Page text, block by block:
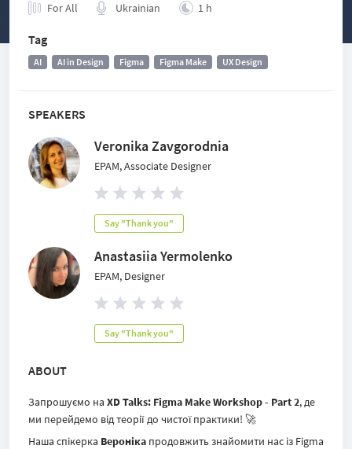
SPEAKERS
Veronika Zavgorodnia
EPAM, Associate Designer
Say "Thank you"
Anastasiia Yermolenko
EPAM, Designer
Say "Thank you"
ABOUT
Запрошуємо на XD Talks: Figma Make Workshop - Part 2, де
ми перейдемо від теорії до чистої практики! 🚀
Наша спікерка Вероніка продовжить знайомити нас із Figma
For All Ukrainian 1 h
Tag
AI AI in Design Figma Figma Make UX Design